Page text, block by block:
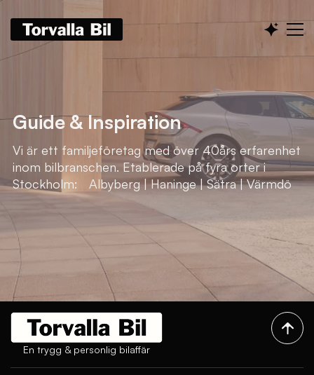
Guide & Inspiration
Vi är ett familjeföretag med över 40års erfarenhet
inom bilbranschen. Etablerade på fyra orter i
Stockholm: Albyberg | Haninge | Sätra | Värmdö
En trygg & personlig bilaffär